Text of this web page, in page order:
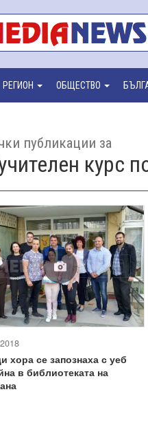
РЕГИОН ОБЩЕСТВО
публикации за
курс
хора се запознаха с уеб
в библиотеката на